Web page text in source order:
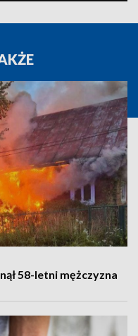
58-letni mężczyzna